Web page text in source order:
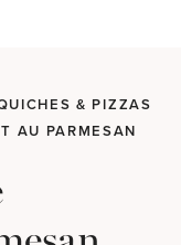
& PIZZAS
AU PARMESAN